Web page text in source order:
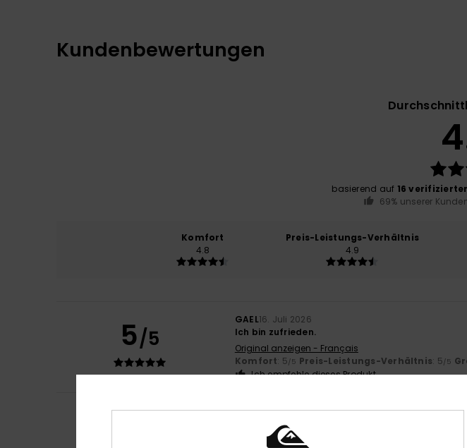
Kundenbewertungen
basierend auf 16
69% unserer
Komfort
4.8
Preis-Leistungs-Verhältnis
4.9
5/5
GAEL16. Juli 2026
Ich bin zufrieden.
Original anzeigen - Français
Komfort: 5/5 Preis-Leistungs-Verhältnis: 5/5
Ich empfehle dieses Produkt
Leone23. Juni 2026
sehr nützlich
Original anzeigen - Italiano